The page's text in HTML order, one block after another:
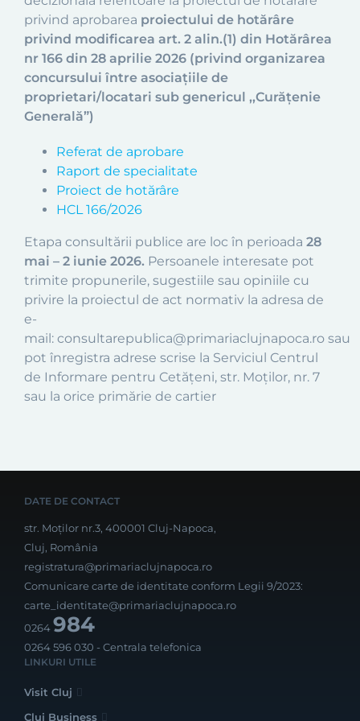
privind aprobarea proiectului de hotărâre
privind modificarea art. 2 alin.(1) din Hotărârea
nr 166 din 28 aprilie 2026 (privind organizarea
concursului între asociațiile de
proprietari/locatari sub genericul ,,Curățenie
Generală”)
Referat de aprobare
Raport de specialitate
Proiect de hotărâre
HCL 166/2026
Etapa consultării publice are loc în perioada 28
mai – 2 iunie 2026. Persoanele interesate pot
trimite propunerile, sugestiile sau opiniile cu
privire la proiectul de act normativ la adresa de
e-
mail: consultarepublica@primariaclujnapoca.ro sau
pot înregistra adrese scrise la Serviciul Centrul
de Informare pentru Cetățeni, str. Moților, nr. 7
sau la orice primărie de cartier
DATE DE CONTACT
str. Moților nr.3, 400001 Cluj-Napoca,
Cluj, România
registratura@primariaclujnapoca.ro
Comunicare carte de identitate conform Legii 9/2023:
carte_identitate@primariaclujnapoca.ro
0264984
0264 596 030 - Centrala telefonica
LINKURI UTILE
Visit Cluj
Cluj Business